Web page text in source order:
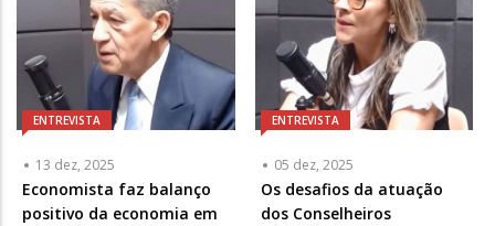
ENTREVISTA
13 dez, 2025
Economista faz balanço
positivo da economia em
ENTREVISTA
05 dez, 2025
Os desafios da atuação
dos Conselheiros